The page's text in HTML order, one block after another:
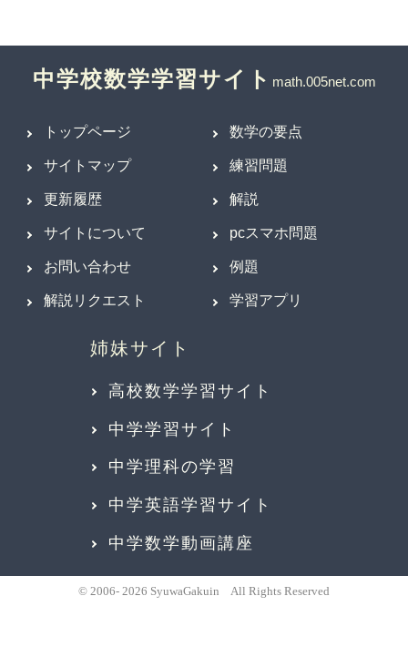
中学校数学学習サイト
トップページ
サイトマップ
更新履歴
サイトについて
お問い合わせ
解説リクエスト
数学の要点
練習問題
解説
pcスマホ問題
例題
学習アプリ
高校数学学習サイト
中学学習サイト
中学理科の学習
中学英語学習サイト
中学数学動画講座
© 2006- 2026 SyuwaGakuin All Rights Reserved